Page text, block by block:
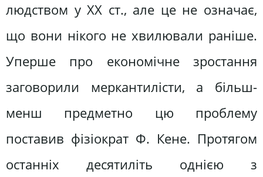
людством у XX ст., але це не означає,
що вони нікого не хвилювали раніше.
Уперше про економічне зростання
заговорили меркантилісти, а більш-
менш предметно цю проблему
поставив фізіократ Ф. Кене. Протягом
останніх десятиліть однією з